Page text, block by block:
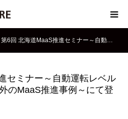
第6回 北海道MaaS推進セミナー～自動…
セミナー～自動運転レベル
のMaaS推進事例～にて登